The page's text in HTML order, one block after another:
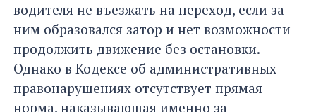
водителя не въезжать на переход, если за
ним образовался затор и нет возможности
продолжить движение без остановки.
Однако в Кодексе об административных
правонарушениях отсутствует прямая
норма, наказывающая именно за